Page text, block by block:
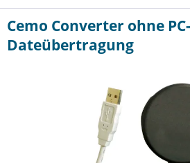
Cemo Converter ohne
Dateübertragung